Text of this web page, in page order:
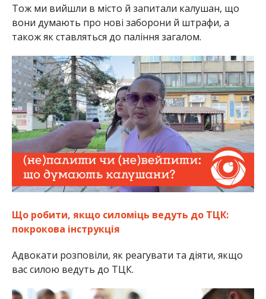
Тож ми вийшли в місто й запитали калушан, що
вони думають про нові заборони й штрафи, а
також як ставляться до паління загалом.
Що робити, якщо силоміць ведуть до ТЦК:
покрокова інструкція
Адвокати розповіли, як реагувати та діяти, якщо
вас силою ведуть до ТЦК.